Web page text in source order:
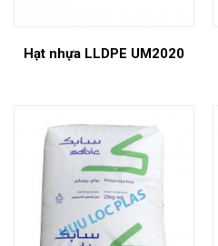
Hạt nhựa LLDPE UM2020